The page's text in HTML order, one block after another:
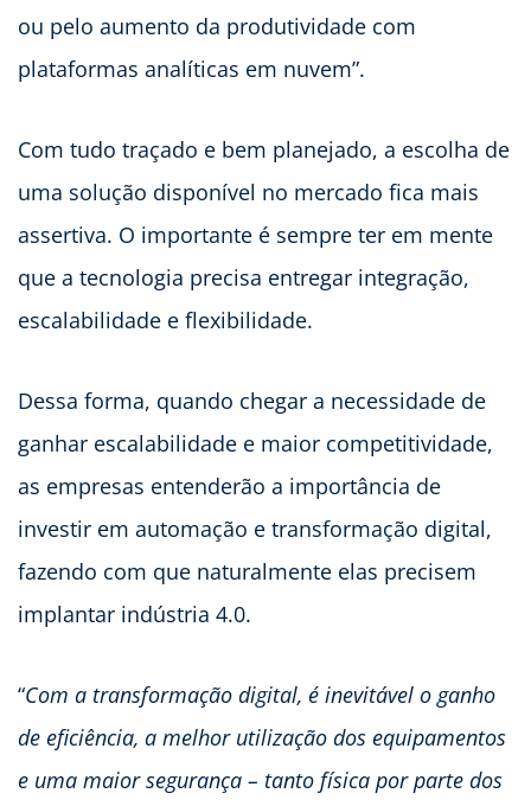
ou pelo aumento da produtividade com
plataformas analíticas em nuvem”.
Com tudo traçado e bem planejado, a escolha de
uma solução disponível no mercado fica mais
assertiva. O importante é sempre ter em mente
que a tecnologia precisa entregar integração,
escalabilidade e flexibilidade.
Dessa forma, quando chegar a necessidade de
ganhar escalabilidade e maior competitividade,
as empresas entenderão a importância de
investir em automação e transformação digital,
fazendo com que naturalmente elas precisem
implantar indústria 4.0.
“Com a transformação digital, é inevitável o ganho
de eficiência, a melhor utilização dos equipamentos
e uma maior segurança – tanto física por parte dos